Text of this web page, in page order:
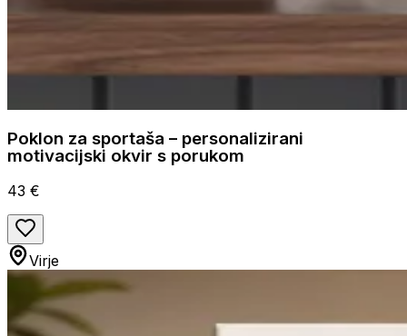
Poklon za sportaša – personalizirani
motivacijski okvir s porukom
43 €
Virje